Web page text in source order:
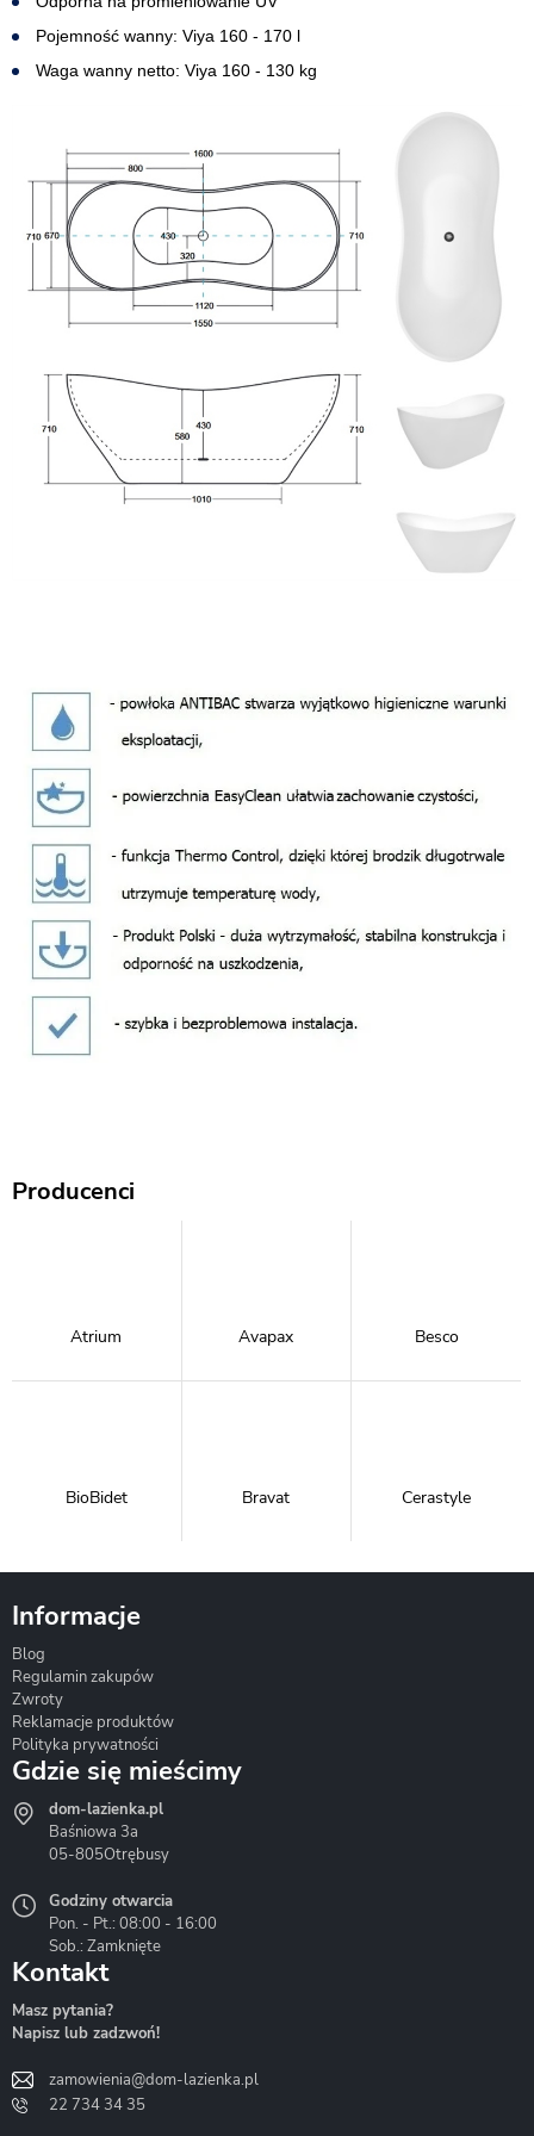
Pojemność wanny: Viya 160 - 170 l
Waga wanny netto: Viya 160 - 130 kg
Producenci
Atrium Avapax Besco
BioBidet Bravat Cerastyle
Hydrostop
Liveno
Informacje
Blog
Regulamin zakupów
Zwroty
Reklamacje produktów
Polityka prywatności
Gdzie się mieścimy
dom-lazienka.pl
Baśniowa 3a
05-805Otrębusy
Godziny otwarcia
Pon. - Pt.: 08:00 - 16:00
Sob.: Zamknięte
Kontakt
Masz pytania?
Napisz lub zadzwoń!
zamowienia@dom-lazienka.pl
22 734 34 35